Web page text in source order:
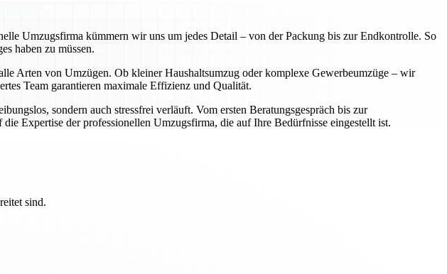
Umzugsfirma kümmern wir uns um jedes Detail – von der Packung bis zur Endkontrolle. So
haben zu müssen.
Arten von Umzügen. Ob kleiner Haushaltsumzug oder komplexe Gewerbeumzüge – wir
Team garantieren maximale Effizienz und Qualität.
sondern auch stressfrei verläuft. Vom ersten Beratungsgespräch bis zur
Expertise der professionellen Umzugsfirma, die auf Ihre Bedürfnisse eingestellt ist.
sind.